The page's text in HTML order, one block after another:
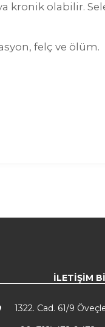
kronik olabilir.
felç ve ölüm.
İLETIŞIM
1322. Cad. 61/9